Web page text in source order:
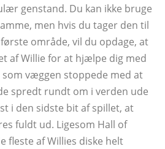
genstand. Du kan ikke bruge
men hvis du tager den til
område, vil du opdage, at
af Willie for at hjælpe dig med
væggen stoppede med at
spredt rundt om i verden ude
i den sidste bit af spillet, at
fuldt ud. Ligesom Hall of
fleste af Willies diske helt